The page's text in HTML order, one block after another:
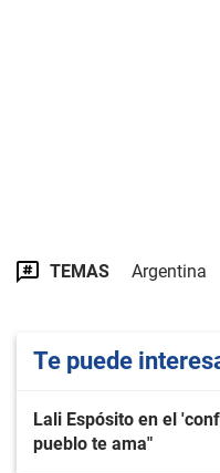
TEMAS Argentina
Te puede
Lali Espósito en el
pueblo te ama"